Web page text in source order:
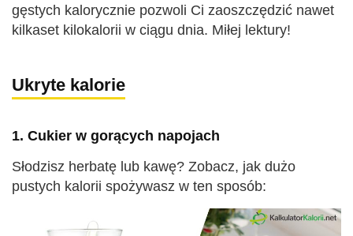
gęstych kalorycznie pozwoli Ci zaoszczędzić nawet
kilkaset kilokalorii w ciągu dnia. Miłej lektury!
Ukryte kalorie
1. Cukier w gorących napojach
Słodzisz herbatę lub kawę? Zobacz, jak dużo
pustych kalorii spożywasz w ten sposób: